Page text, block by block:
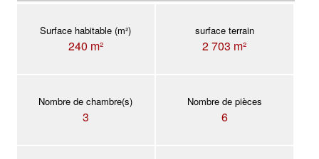
Surface habitable (m²)
240 m²
surface terrain
2 703 m²
Nombre de chambre(s)
3
Nombre de pièces
6